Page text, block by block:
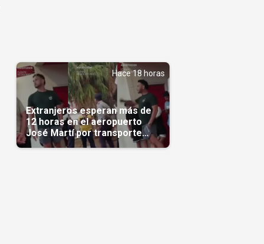
Hace 18 horas
Extranjeros esperan más de
12 horas en el aeropuerto
José Martí por transporte
reservado semanas